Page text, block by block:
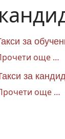
за
още …
за
още …